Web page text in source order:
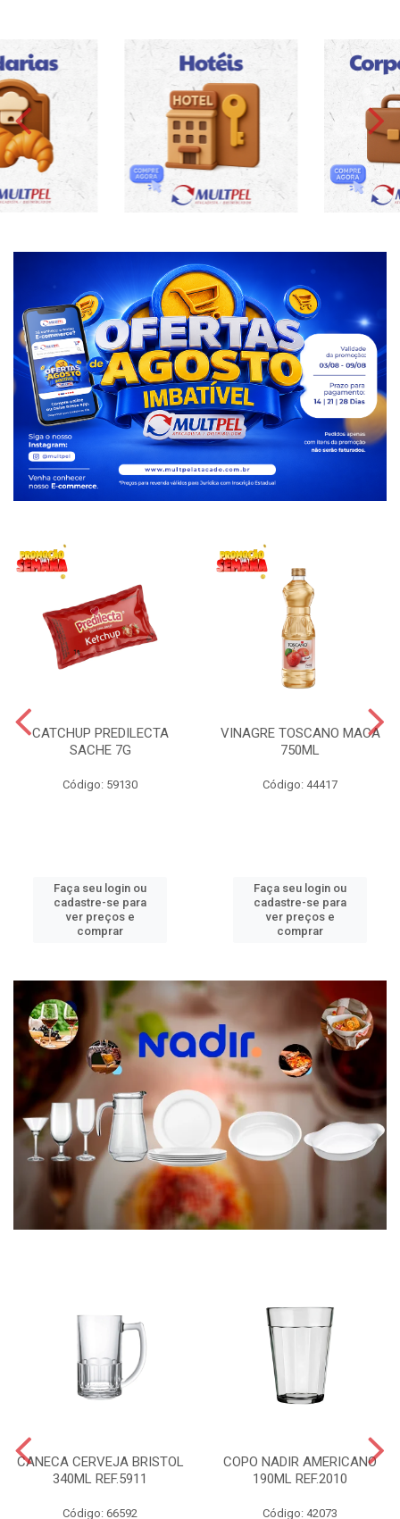
CATCHUP PREDILECTA
SACHE 7G
Código: 59130
Faça seu login ou
cadastre-se para
ver preços e
comprar
VINAGRE TOSCANO MACA
750ML
Código: 44417
Faça seu login ou
cadastre-se para
ver preços e
comprar
CANECA CERVEJA BRISTOL
340ML REF.5911
Código: 66592
COPO NADIR AMERICANO
190ML REF.2010
Código: 42073